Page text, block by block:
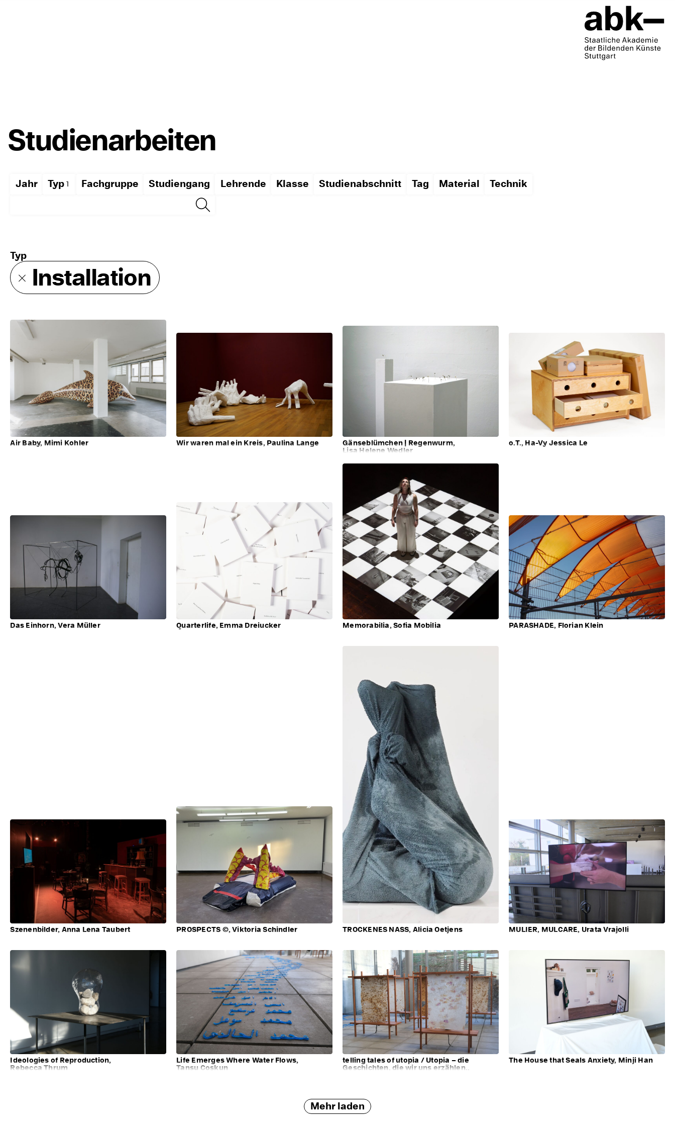
Studienarbeiten
Jahr Typ Fachgruppe Studiengang Lehrende Klasse Studienabschnitt Tag Material Technik
Typ
Installation
Air Baby, Mimi Kohler Wir waren mal ein Kreis, Paulina Lange Gänseblümchen | Regenwurm,
Lisa Helene Wedler
o.T., Ha-Vy Jessica Le
Das Einhorn, Vera Müller Quarterlife, Emma Dreiucker Memorabilia, Sofia Mobilia PARASHADE, Florian Klein
Szenenbilder, Anna Lena Taubert PROSPECTS ©, Viktoria Schindler TROCKENES NASS, Alicia Oetjens MULIER, MULCARE, Urata Vrajolli
Ideologies of Reproduction,
Rebecca Thrum
Life Emerges Where Water Flows,
Tansu Coşkun
telling tales of utopia / Utopia – die
Geschichten, die wir uns erzählen.,
The House that Seals Anxiety, Minji Han
Mehr laden